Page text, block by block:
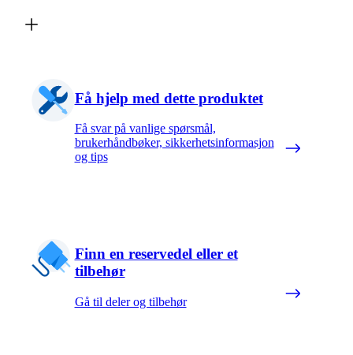
Få hjelp med dette produktet
Få svar på vanlige spørsmål,
brukerhåndbøker, sikkerhetsinformasjon
og tips
Finn en reservedel eller et
tilbehør
Gå til deler og tilbehør